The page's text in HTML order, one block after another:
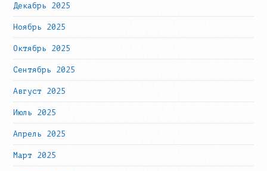
Декабрь 2025
Ноябрь 2025
Октябрь 2025
Сентябрь 2025
Август 2025
Июль 2025
Апрель 2025
Март 2025